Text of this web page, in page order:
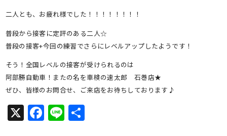
二人とも、お疲れ様でした！！！！！！！！
普段から接客に定評のある二人☆
普段の接客+今回の練習でさらにレベルアップしたようです！
そう！全国レベルの接客が受けられるのは
阿部勝自動車！またの名を車検の速太郎 石巻店★
ぜひ、皆様のお問合せ、ご来店をお待ちしております♪
X Facebook
Line共